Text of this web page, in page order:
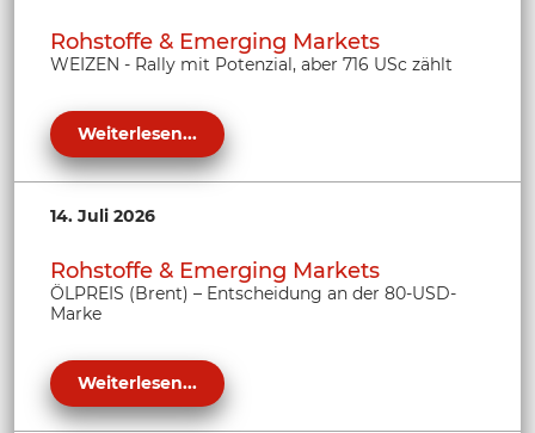
Rohstoffe & Emerging Markets
WEIZEN - Rally mit Potenzial, aber 716 USc zählt
Weiterlesen...
14. Juli 2026
Rohstoffe & Emerging Markets
ÖLPREIS (Brent) – Entscheidung an der 80-USD-
Marke
Weiterlesen...